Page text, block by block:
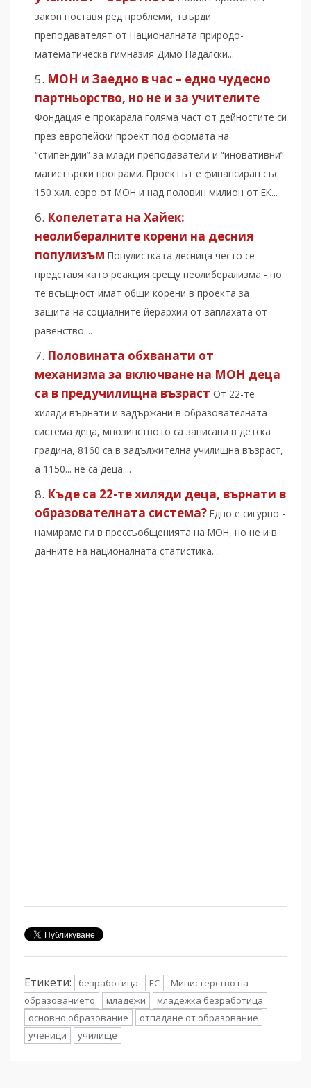
закон поставя ред проблеми, твърди
преподавателят от Националната природо-
математическа гимназия Димо Падалски...
МОН и Заедно в час – едно чудесно
партньорство, но не и за учителите
Фондация е прокарала голяма част от дейностите си
през европейски проект под формата на
“стипендии” за млади преподаватели и “иновативни”
магистърски програми. Проектът е финансиран със
150 хил. евро от МОН и над половин милион от ЕК...
Копелетата на Хайек:
неолибералните корени на десния
популизъм Популистката десница често се
представя като реакция срещу неолиберализма - но
те всъщност имат общи корени в проекта за
защита на социалните йерархии от заплахата от
равенство....
Половината обхванати от
механизма за включване на МОН деца
са в предучилищна възраст От 22-те
хиляди върнати и задържани в образователната
система деца, мнозинството са записани в детска
градина, 8160 са в задължителна училищна възраст,
а 1150... не са деца....
Къде са 22-те хиляди деца, върнати в
образователната система? Едно е сигурно -
намираме ги в прессъобщенията на МОН, но не и в
данните на националната статистика....
Етикети: безработица ЕС
Министерство на
образованието
младежи
младежка безработица
основно образование
отпадане от образование
ученици
училище